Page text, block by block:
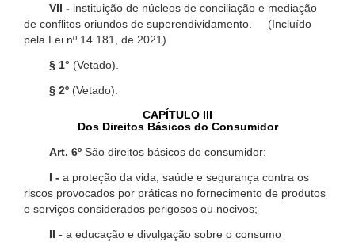
VII - instituição de núcleos de conciliação e mediação
de conflitos oriundos de superendividamento. (Incluído
pela Lei nº 14.181, de 2021)
§ 1° (Vetado).
§ 2º (Vetado).
CAPÍTULO III
Dos Direitos Básicos do Consumidor
Art. 6º São direitos básicos do consumidor:
I - a proteção da vida, saúde e segurança contra os
riscos provocados por práticas no fornecimento de produtos
e serviços considerados perigosos ou nocivos;
II - a educação e divulgação sobre o consumo